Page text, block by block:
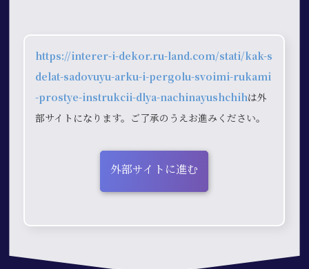
https://interer-i-dekor.ru-land.com/stati/kak-s
delat-sadovuyu-arku-i-pergolu-svoimi-rukami
-prostye-instrukcii-dlya-nachinayushchihは外
部サイトになります。ご了承のうえお進みください。
外部サイトに進む